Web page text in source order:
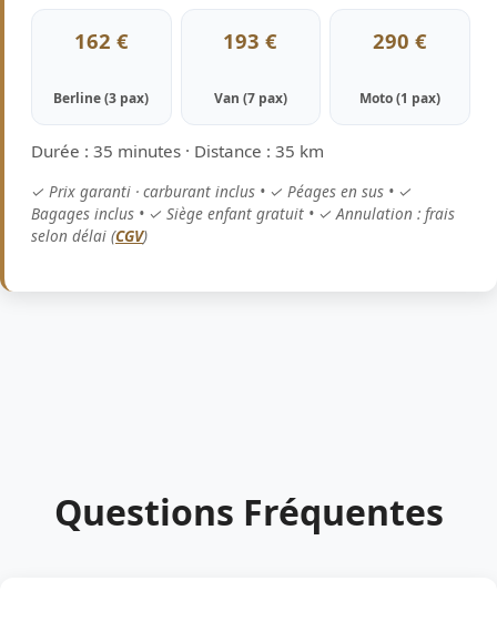
162 €
Berline (3 pax)
193 €
Van (7 pax)
290 €
Moto (1 pax)
Durée : 35 minutes · Distance : 35 km
✓ Prix garanti · carburant inclus • ✓ Péages en sus • ✓
Bagages inclus • ✓ Siège enfant gratuit • ✓ Annulation : frais
selon délai (CGV)
Questions Fréquentes